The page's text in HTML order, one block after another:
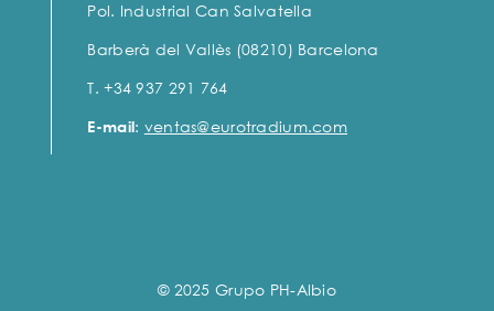
Pol. Industrial Can Salvatella
Barberà del Vallès (08210) Barcelona
T. +34 937 291 764
E-mail: ventas@eurotradium.com
© 2025 Grupo PH-Albio